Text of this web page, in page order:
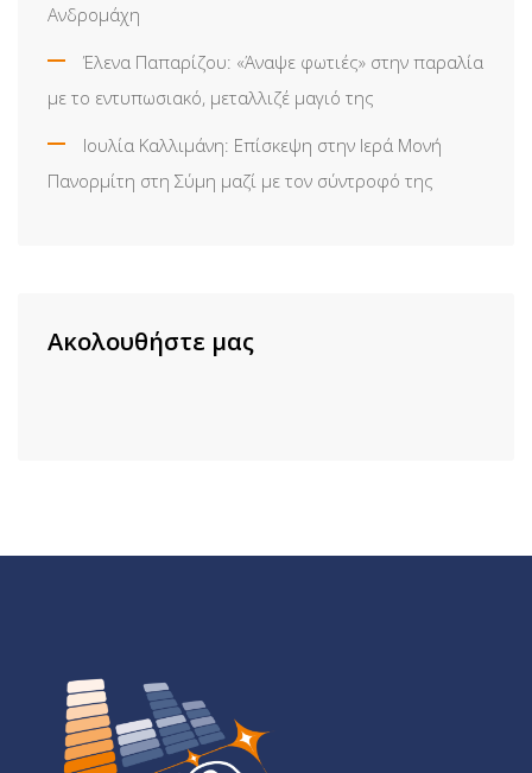
Ανδρομάχη
Έλενα Παπαρίζου: «Άναψε φωτιές» στην παραλία
με το εντυπωσιακό, μεταλλιζέ μαγιό της
Ιουλία Καλλιμάνη: Επίσκεψη στην Ιερά Μονή
Πανορμίτη στη Σύμη μαζί με τον σύντροφό της
Ακολουθήστε μας